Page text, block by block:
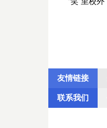
友情链接
联系我们